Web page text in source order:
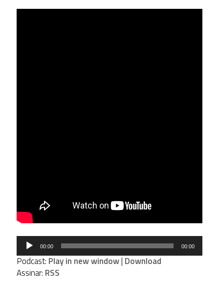
Tocador
áudio
00:00 00:00
Podcast: Play in new window| Download
Assinar: RSS